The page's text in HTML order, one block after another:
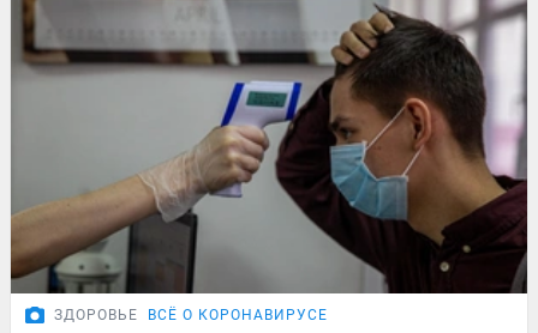
ЗДОРОВЬЕ ВСЁ О КОРОНАВИРУСЕ